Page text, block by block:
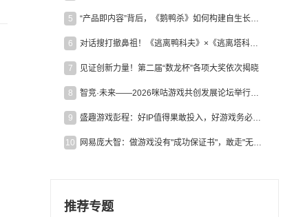
5 “产品即内容”背后，《鹅鸭杀》如何构建自生长生态？
6 对话搜打撤鼻祖！《逃离鸭科夫》×《逃离塔科夫》官方线下沙龙落幕
7 见证创新力量！第二届“数龙杯”各项大奖依次揭晓
8 智竞·未来——2026咪咕游戏共创发展论坛举行：聚力精品内容、AI创作与电竞生态，共建高品质益智健康游戏社区
9 盛趣游戏彭程：好IP值得果敢投入，好游戏务必长效经营
10 网易庞大智：做游戏没有"成功保证书"，敢走"无人区"才是真原创
推荐专题